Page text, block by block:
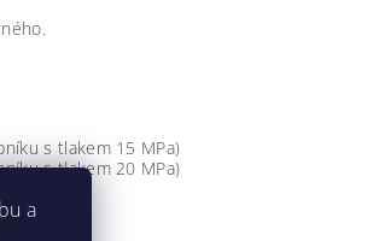
s tlakem 15 MPa)
s tlakem 20 MPa)
a